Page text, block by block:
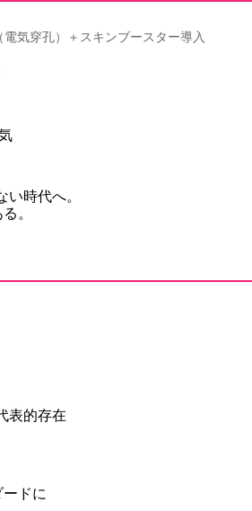
気穿孔）＋スキンブースター導入
時代へ。
。
表的存在
ドに